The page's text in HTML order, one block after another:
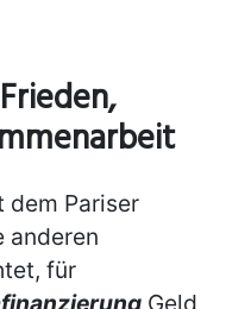
dem Pariser
anderen
für
Geld